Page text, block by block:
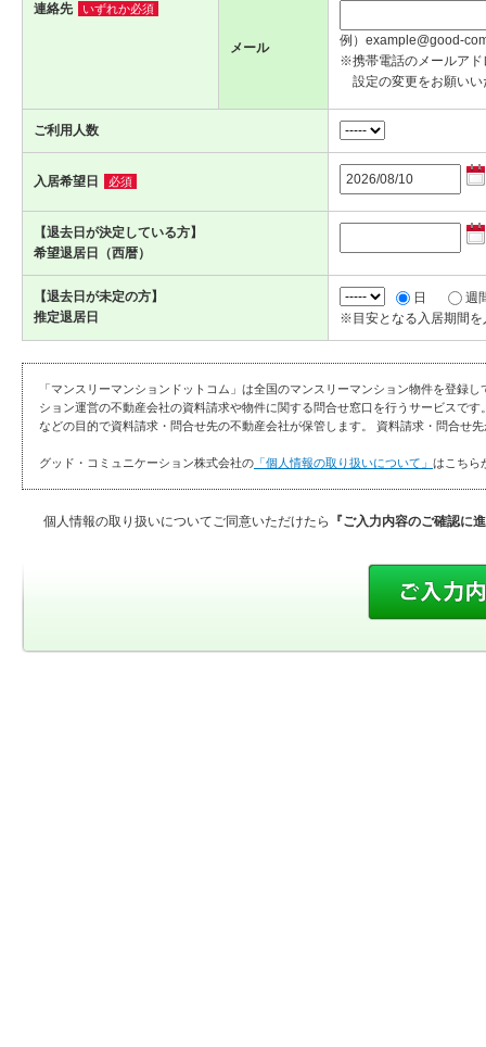
連絡先 いずれか必須
メール
例）example@good-
※携帯電話のメールアド
設定の変更をお願いい
ご利用人数
入居希望日 必須
【退去日が決定している方】
希望退居日（西暦）
【退去日が未定の方】
推定退居日
日
週
※目安となる入居期間を
「マンスリーマンションドットコム」は全国のマンスリーマンション物件を登録
ション運営の不動産会社の資料請求や物件に関する問合せ窓口を行うサービスで
などの目的で資料請求・問合せ先の不動産会社が保管します。 資料請求・問合せ
グッド・コミュニケーション株式会社の 「個人情報の取り扱いについて」 はこちら
個人情報の取り扱いについてご同意いただけたら 『ご入力内容のご確認に